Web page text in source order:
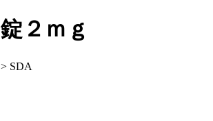
２ｍｇ
SDA